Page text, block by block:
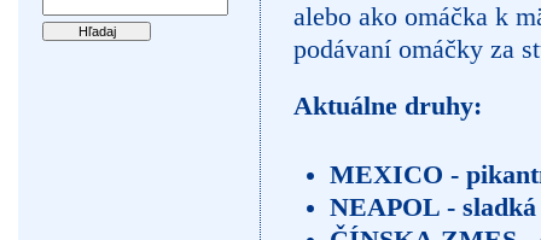
alebo ako omáčka k
podávaní omáčky za
Aktuálne druhy:
MEXICO -
NEAPOL - sladká